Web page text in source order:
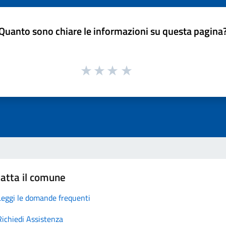
sono chiare le informazioni su questa
il comune
le domande frequenti
Assistenza